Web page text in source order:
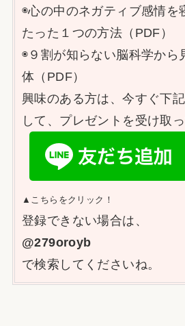
◉心の中のネガティブ感情を
たった１つの方法（PDF）
◉９割が知らない脳科学から
体（PDF）
興味のある方は、今すぐ下
して、プレゼントを受け取
▲こちらをクリック！
登録できない場合は、
@279oroyb
で検索してくださいね。